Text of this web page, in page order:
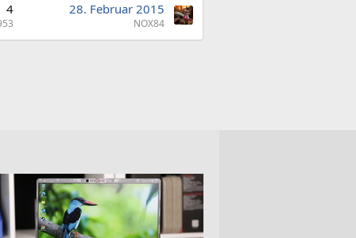
4 28. Februar 2015
NOX84